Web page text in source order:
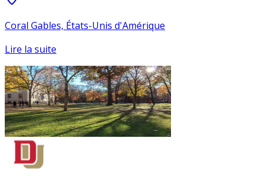
Coral Gables, États-Unis d'Amérique
Lire la suite